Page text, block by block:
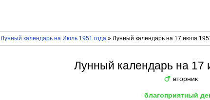
Лунный календарь на Июль 1951 года» Лунный календарь на 17 июля
Лунный календарь на 17
♂ вторник
благоприятный